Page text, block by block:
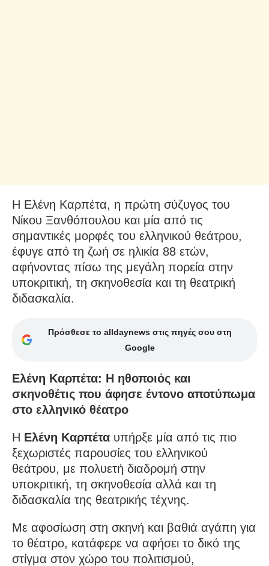
Η Ελένη Καρπέτα, η πρώτη σύζυγος του
Νίκου Ξανθόπουλου και μία από τις
σημαντικές μορφές του ελληνικού θεάτρου,
έφυγε από τη ζωή σε ηλικία 88 ετών,
αφήνοντας πίσω της μεγάλη πορεία στην
υποκριτική, τη σκηνοθεσία και τη θεατρική
διδασκαλία.
Πρόσθεσε το alldaynews στις πηγές σου στη
Google
Ελένη Καρπέτα: Η ηθοποιός και
σκηνοθέτις που άφησε έντονο αποτύπωμα
στο ελληνικό θέατρο
Η Ελένη Καρπέτα υπήρξε μία από τις πιο
ξεχωριστές παρουσίες του ελληνικού
θεάτρου, με πολυετή διαδρομή στην
υποκριτική, τη σκηνοθεσία αλλά και τη
διδασκαλία της θεατρικής τέχνης.
Με αφοσίωση στη σκηνή και βαθιά αγάπη για
το θέατρο, κατάφερε να αφήσει το δικό της
στίγμα στον χώρο του πολιτισμού,